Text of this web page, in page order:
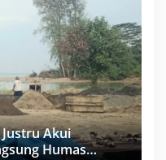
Akui
Humas